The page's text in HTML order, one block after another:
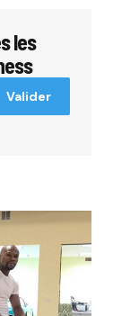
les
Valider